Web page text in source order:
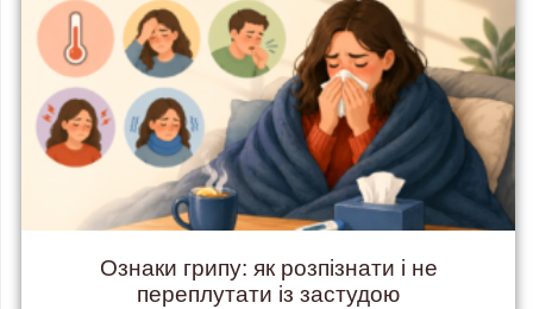
Ознаки грипу: як розпізнати і не
переплутати із застудою